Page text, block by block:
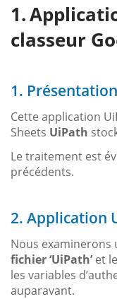
classeur
1.
Cette application
Sheets UiPath
Le traitement est
précédents.
2. Application
Nous examinerons
fichier ‘UiPath’et
les variables
auparavant.